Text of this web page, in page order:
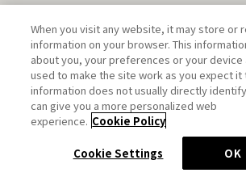
このホームページに掲載されている著作物の無断利
When you visit any website, it may store or
information on your browser. This
about you, your preferences or your device
used to make the site work as you expect it
information does not usually directly
can give you a more personalized web
experience. Cookie Policy
Cookie Settings OK